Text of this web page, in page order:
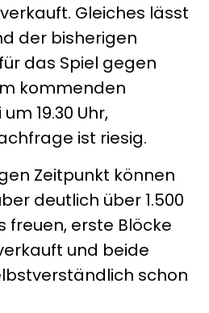
Gleiches lässt
der bisherigen
das Spiel gegen
kommenden
19.30 Uhr,
ist riesig.
Zeitpunkt können
deutlich über 1.500
freuen, erste Blöcke
und beide
schon